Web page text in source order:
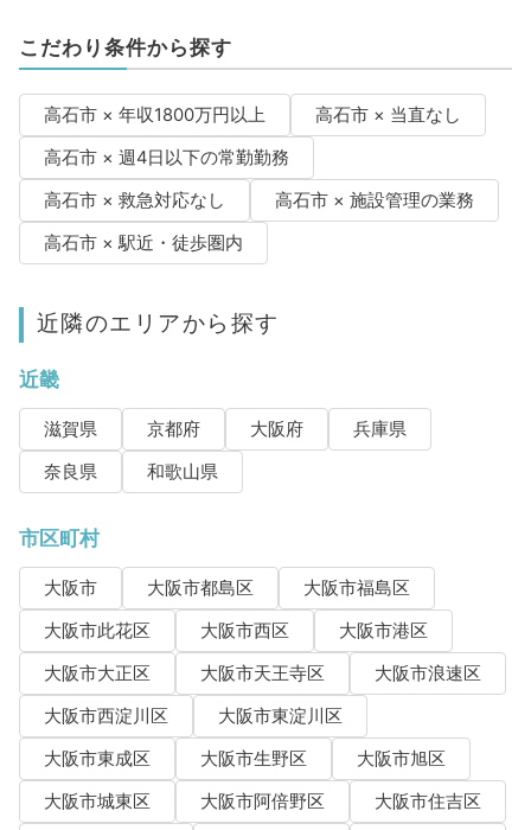
こだわり条件から探す
高石市 × 年収1800万円以上
高石市 × 当直なし
高石市 × 週4日以下の常勤勤務
高石市 × 救急対応なし
高石市 × 施設管理の業務
高石市 × 駅近・徒歩圏内
近隣のエリアから探す
近畿
滋賀県 京都府 大阪府
兵庫県
奈良県
和歌山県
市区町村
大阪市 大阪市都島区
大阪市福島区
大阪市此花区
大阪市西区
大阪市港区
大阪市大正区
大阪市天王寺区
大阪市浪速区
大阪市西淀川区
大阪市東淀川区
大阪市東成区
大阪市生野区
大阪市旭区
大阪市城東区
大阪市阿倍野区
大阪市住吉区